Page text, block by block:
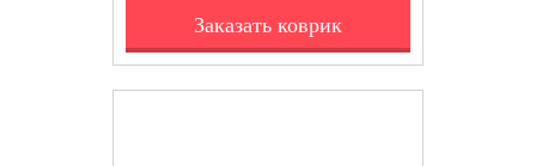
Заказать коврик